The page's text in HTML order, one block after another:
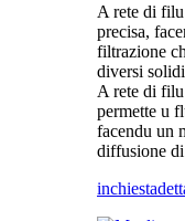
A rete di
precisa,
filtrazione
diversi
A rete di
permette u
facendu un
diffusione
inchiesta